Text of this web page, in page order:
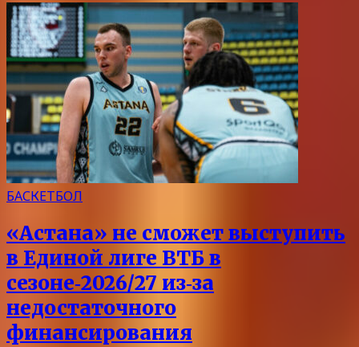
БАСКЕТБОЛ
«Астана» не сможет выступить
в Единой лиге ВТБ в
сезоне‑2026/27 из‑за
недостаточного
финансирования